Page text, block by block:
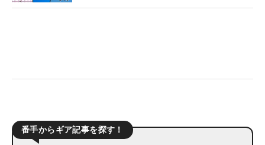
番手からギア記事を探す！